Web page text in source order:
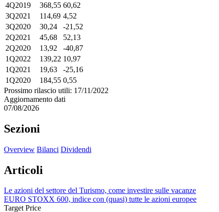
4Q2019
368,55 60,62
3Q2021
114,69 4,52
3Q2020
30,24
-21,52
2Q2021
45,68
52,13
2Q2020
13,92
-40,87
1Q2022
139,22 10,97
1Q2021
19,63
-25,16
1Q2020
184,55 0,55
Prossimo rilascio utili: 17/11/2022
Aggiornamento dati
07/08/2026
Sezioni
Overview Bilanci Dividendi
Articoli
Le azioni del settore del Turismo, come investire sulle vacanze
EURO STOXX 600, indice con (quasi) tutte le azioni europee
Target Price